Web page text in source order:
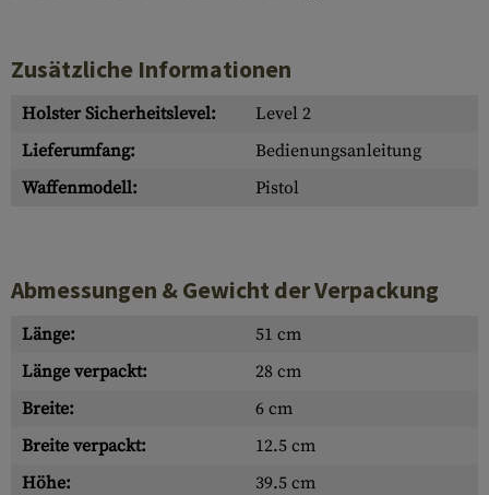
Zusätzliche Informationen
Holster Sicherheitslevel:
Level 2
Lieferumfang:
Bedienungsanleitung
Waffenmodell:
Pistol
Abmessungen & Gewicht der Verpackung
Länge:
51 cm
Länge verpackt:
28 cm
Breite:
6 cm
Breite verpackt:
12.5 cm
Höhe:
39.5 cm